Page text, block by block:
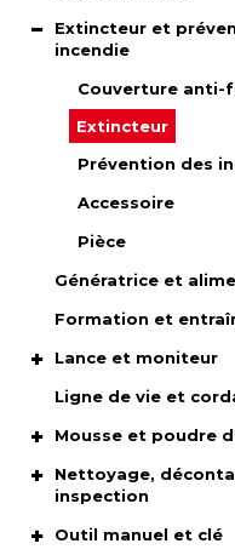
Extincteur et
incendie
Couverture anti-
Extincteur
Prévention des
Accessoire
Pièce
Génératrice et
Formation et
Lance et moniteur
Ligne de vie et
Mousse et poudre
Nettoyage,
inspection
Outil manuel et clé